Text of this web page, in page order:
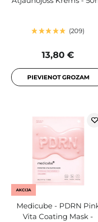
209
13,80 €
PIEVIENOT GROZAM
AKCIJA
Medicube - PDRN
Vita Coating Mask -